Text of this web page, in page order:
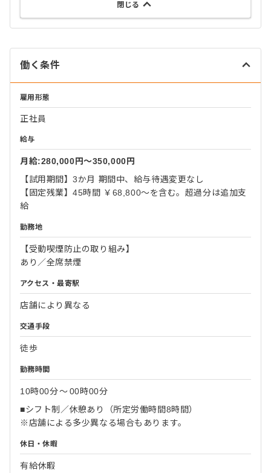
閉じる
働く条件
雇用形態
正社員
給与
月給:280,000円〜350,000円
【試用期間】3か月 期間中、給与待遇変更なし
【固定残業】45時間 ￥68,800～を含む。超過分は追加支
給
勤務地
【受動喫煙防止の取り組み】
あり／全席禁煙
アクセス・最寄駅
店舗により異なる
交通手段
徒歩
勤務時間
10時00分〜00時00分
■シフト制／休憩あり（所定労働時間8時間）
※店舗による多少異なる場合もあります。
休日・休暇
有給休暇